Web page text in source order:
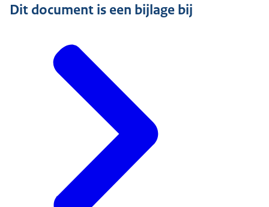
Dit document is een bijlage bij